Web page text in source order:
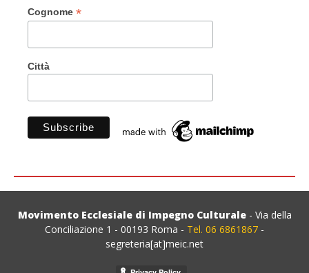
Cognome *
Città
Movimento Ecclesiale di Impegno Culturale- Via della
Conciliazione 1 - 00193 Roma - Tel. 06 6861867 -
segreteria[at]meic.net